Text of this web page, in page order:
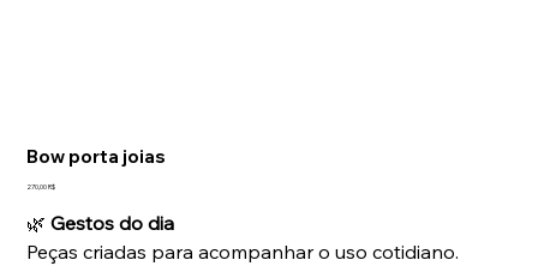
Bow porta joias
Prix
270,00 R$
🌿Gestos do dia
Peças criadas para acompanhar o uso cotidiano.